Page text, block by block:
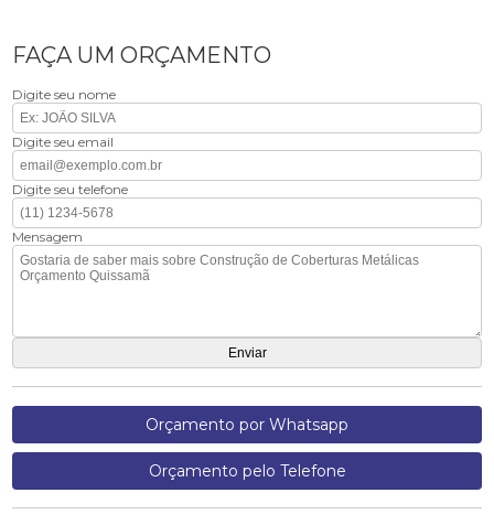
FAÇA UM ORÇAMENTO
Digite seu nome
Digite seu email
Digite seu telefone
Mensagem
Orçamento por Whatsapp
Orçamento pelo Telefone